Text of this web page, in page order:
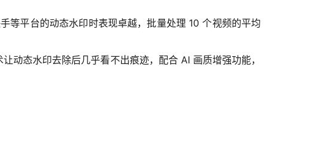
等平台的动态水印时表现卓越，批量处理 10 个视频的平均
动态水印去除后几乎看不出痕迹，配合 AI 画质增强功能，